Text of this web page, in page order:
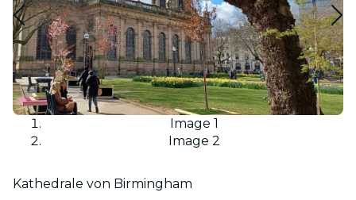
Image 1
Image 2
Kathedrale von Birmingham